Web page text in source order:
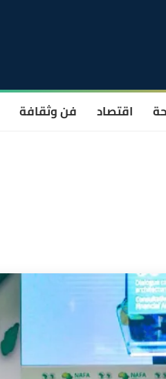
اقتصاد فن وثقافة